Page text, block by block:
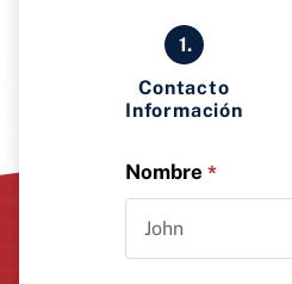
1.
Contacto
Información
Nombre *